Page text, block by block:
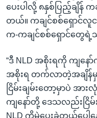
ပေးပါလို့ ၈နှစ်ပြည့်ချိန်
တယ်။ ကချင်စစ်ရှောင်လူ
က-ကချင်စစ်ရှောင်တွေရဲ့
“ဒီ NLD အစိုးရကို ကျနေ
အစိုးရ တက်လာတဲ့အချိန်
ငြိမ်းချမ်းတော့မှာပဲ အား
ကျနော်တို့ ဒေသလည်းငြိ
NLD ကိုမဲပေးခဲ့တယ်ပေါ့န